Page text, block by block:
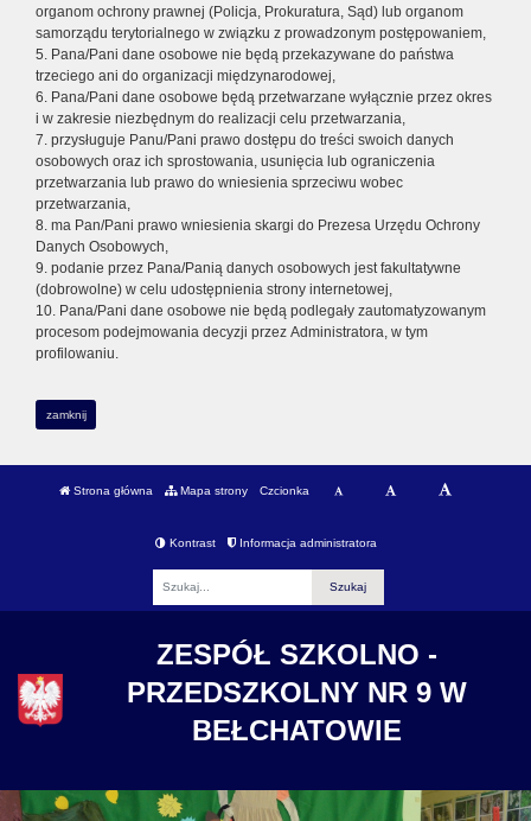
organom ochrony prawnej (Policja, Prokuratura, Sąd) lub organom
samorządu terytorialnego w związku z prowadzonym postępowaniem,
5. Pana/Pani dane osobowe nie będą przekazywane do państwa
trzeciego ani do organizacji międzynarodowej,
6. Pana/Pani dane osobowe będą przetwarzane wyłącznie przez okres
i w zakresie niezbędnym do realizacji celu przetwarzania,
7. przysługuje Panu/Pani prawo dostępu do treści swoich danych
osobowych oraz ich sprostowania, usunięcia lub ograniczenia
przetwarzania lub prawo do wniesienia sprzeciwu wobec
przetwarzania,
8. ma Pan/Pani prawo wniesienia skargi do Prezesa Urzędu Ochrony
Danych Osobowych,
9. podanie przez Pana/Panią danych osobowych jest fakultatywne
(dobrowolne) w celu udostępnienia strony internetowej,
10. Pana/Pani dane osobowe nie będą podlegały zautomatyzowanym
procesom podejmowania decyzji przez Administratora, w tym
profilowaniu.
zamknij
Strona główna Mapa strony Czcionka
Kontrast Informacja administratora
ZESPÓŁ SZKOLNO -
PRZEDSZKOLNY NR 9 W
BEŁCHATOWIE